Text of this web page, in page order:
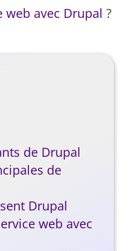
avec Drupal ?
de Drupal
de
Drupal
web avec